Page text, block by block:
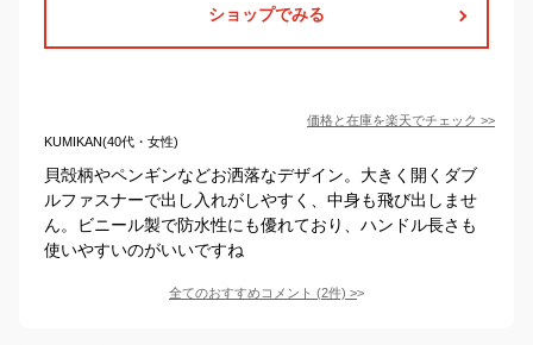
ショップでみる
価格と在庫を楽天でチェック >>
KUMIKAN(40代・女性)
貝殻柄やペンギンなどお洒落なデザイン。大きく開くダブ
ルファスナーで出し入れがしやすく、中身も飛び出しませ
ん。ビニール製で防水性にも優れており、ハンドル長さも
使いやすいのがいいですね
全てのおすすめコメント (2件) >